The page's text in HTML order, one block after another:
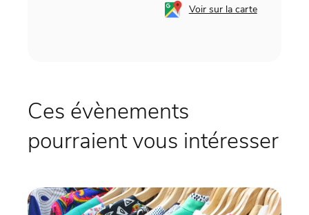
Voir sur la carte
Ces évènements
pourraient vous intéresser